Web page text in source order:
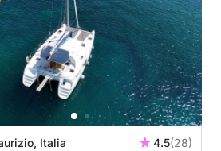
Italia 4.5(28)